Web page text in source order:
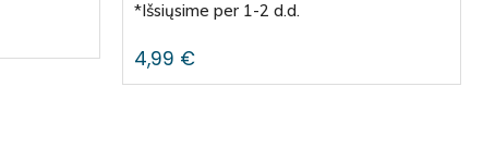
*Išsiųsime per 1-2 d.d.
4,99 €